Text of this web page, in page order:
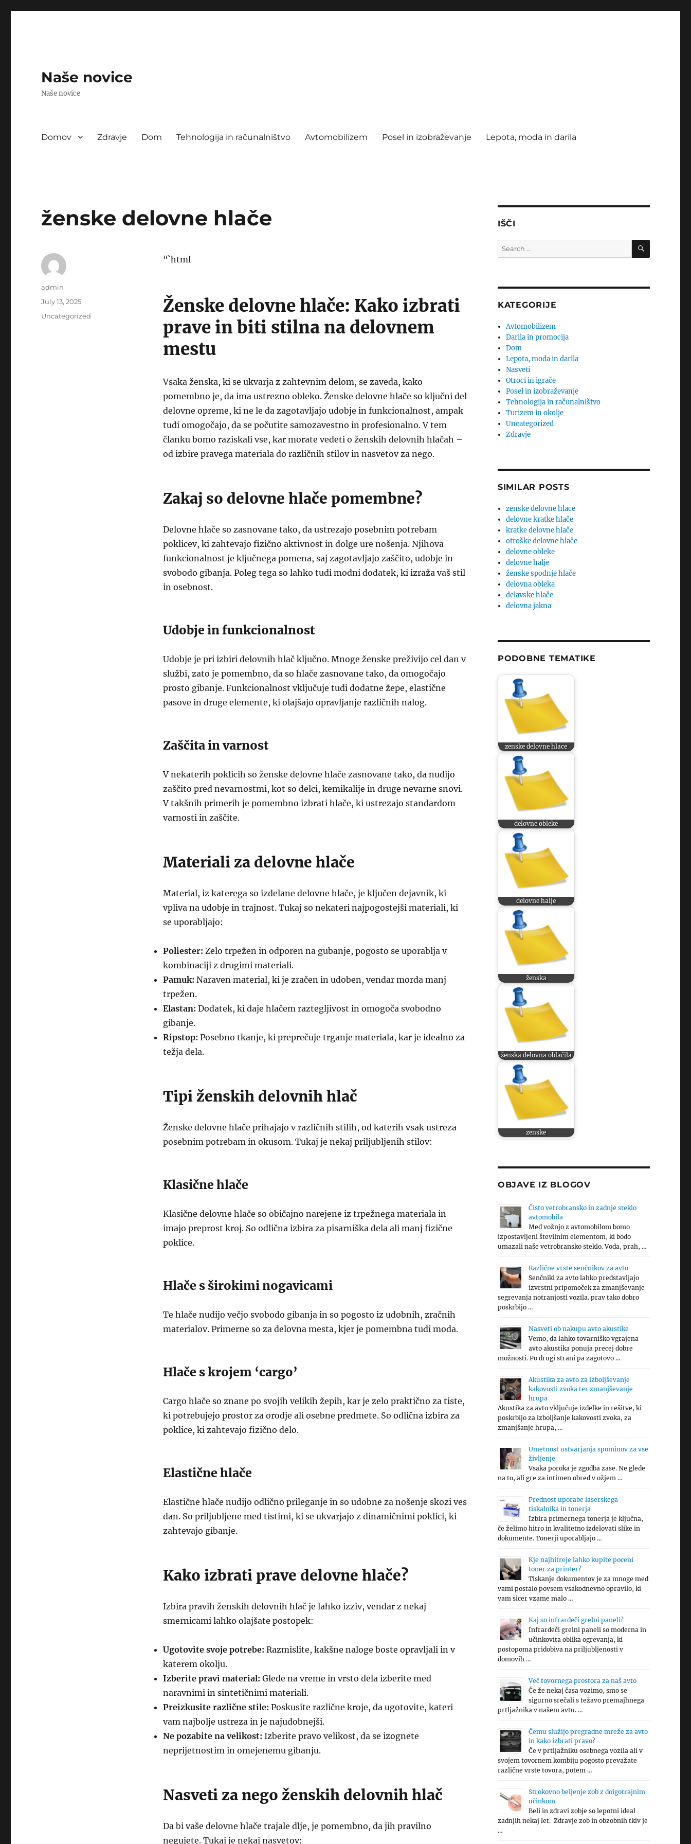
Naše novice
Naše novice
Domov Zdravje Dom Tehnologija in računalništvo Avtomobilizem Posel in izobraževanje Lepota, moda in darila
ženske delovne hlače
“`html
Ženske delovne hlače: Kako izbrati
prave in biti stilna na delovnem
mestu
Vsaka ženska, ki se ukvarja z zahtevnim delom, se zaveda, kako
pomembno je, da ima ustrezno obleko. Ženske delovne hlače so ključni del
delovne opreme, ki ne le da zagotavljajo udobje in funkcionalnost, ampak
tudi omogočajo, da se počutite samozavestno in profesionalno. V tem
članku bomo raziskali vse, kar morate vedeti o ženskih delovnih hlačah –
od izbire pravega materiala do različnih stilov in nasvetov za nego.
Zakaj so delovne hlače pomembne?
Delovne hlače so zasnovane tako, da ustrezajo posebnim potrebam
poklicev, ki zahtevajo fizično aktivnost in dolge ure nošenja. Njihova
funkcionalnost je ključnega pomena, saj zagotavljajo zaščito, udobje in
svobodo gibanja. Poleg tega so lahko tudi modni dodatek, ki izraža vaš stil
in osebnost.
Udobje in funkcionalnost
Udobje je pri izbiri delovnih hlač ključno. Mnoge ženske preživijo cel dan v
službi, zato je pomembno, da so hlače zasnovane tako, da omogočajo
prosto gibanje. Funkcionalnost vključuje tudi dodatne žepe, elastične
pasove in druge elemente, ki olajšajo opravljanje različnih nalog.
Zaščita in varnost
V nekaterih poklicih so ženske delovne hlače zasnovane tako, da nudijo
zaščito pred nevarnostmi, kot so delci, kemikalije in druge nevarne snovi.
V takšnih primerih je pomembno izbrati hlače, ki ustrezajo standardom
varnosti in zaščite.
Materiali za delovne hlače
Material, iz katerega so izdelane delovne hlače, je ključen dejavnik, ki
vpliva na udobje in trajnost. Tukaj so nekateri najpogostejši materiali, ki
se uporabljajo:
Poliester: Zelo trpežen in odporen na gubanje, pogosto se uporablja v
kombinaciji z drugimi materiali.
Pamuk: Naraven material, ki je zračen in udoben, vendar morda manj
trpežen.
Elastan: Dodatek, ki daje hlačem raztegljivost in omogoča svobodno
gibanje.
Ripstop: Posebno tkanje, ki preprečuje trganje materiala, kar je idealno za
težja dela.
Tipi ženskih delovnih hlač
Ženske delovne hlače prihajajo v različnih stilih, od katerih vsak ustreza
posebnim potrebam in okusom. Tukaj je nekaj priljubljenih stilov:
Klasične hlače
Klasične delovne hlače so običajno narejene iz trpežnega materiala in
imajo preprost kroj. So odlična izbira za pisarniška dela ali manj fizične
poklice.
Hlače s širokimi nogavicami
Te hlače nudijo večjo svobodo gibanja in so pogosto iz udobnih, zračnih
materialov. Primerne so za delovna mesta, kjer je pomembna tudi moda.
Hlače s krojem ‘cargo’
Cargo hlače so znane po svojih velikih žepih, kar je zelo praktično za tiste,
ki potrebujejo prostor za orodje ali osebne predmete. So odlična izbira za
poklice, ki zahtevajo fizično delo.
Elastične hlače
Elastične hlače nudijo odlično prileganje in so udobne za nošenje skozi ves
dan. So priljubljene med tistimi, ki se ukvarjajo z dinamičnimi poklici, ki
zahtevajo gibanje.
Kako izbrati prave delovne hlače?
Izbira pravih ženskih delovnih hlač je lahko izziv, vendar z nekaj
smernicami lahko olajšate postopek:
Ugotovite svoje potrebe: Razmislite, kakšne naloge boste opravljali in v
katerem okolju.
Izberite pravi material: Glede na vreme in vrsto dela izberite med
naravnimi in sintetičnimi materiali.
Preizkusite različne stile: Poskusite različne kroje, da ugotovite, kateri
vam najbolje ustreza in je najudobnejši.
Ne pozabite na velikost: Izberite pravo velikost, da se izognete
neprijetnostim in omejenemu gibanju.
Nasveti za nego ženskih delovnih hlač
Da bi vaše delovne hlače trajale dlje, je pomembno, da jih pravilno
negujete. Tukaj je nekaj nasvetov:
Author
admin
Posted
July 13, 2025
Categories
Uncategorized
IŠČI
Search
for:
SEARCH
KATEGORIJE
Avtomobilizem
Darila in promocija
Dom
Lepota, moda in darila
Nasveti
Otroci in igrače
Posel in izobraževanje
Tehnologija in računalništvo
Turizem in okolje
Uncategorized
Zdravje
SIMILAR POSTS
zenske delovne hlace
delovne kratke hlače
kratke delovne hlače
otroške delovne hlače
delovne obleke
delovne halje
ženske spodnje hlače
delovna obleka
delavske hlače
delovna jakna
PODOBNE TEMATIKE
zenske delovne hlace
delovne obleke
delovne halje
ženska
ženska delovna oblačila
zenske
OBJAVE IZ BLOGOV
Čisto vetrobransko in zadnje steklo
avtomobila
Med vožnjo z avtomobilom bomo
izpostavljeni številnim elementom, ki bodo
umazali naše vetrobransko steklo. Voda, prah, …
Različne vrste senčnikov za avto
Senčniki za avto lahko predstavljajo
izvrstni pripomoček za zmanjševanje
segrevanja notranjosti vozila. prav tako dobro
poskrbijo …
Nasveti ob nakupu avto akustike
Vemo, da lahko tovarniško vgrajena
avto akustika ponuja precej dobre
možnosti. Po drugi strani pa zagotovo …
Akustika za avto za izboljševanje
kakovosti zvoka ter zmanjševanje
hrupa
Akustika za avto vključuje izdelke in rešitve, ki
poskrbijo za izboljšanje kakovosti zvoka, za
zmanjšanje hrupa, …
Umetnost ustvarjanja spominov za vse
življenje
Vsaka poroka je zgodba zase. Ne glede
na to, ali gre za intimen obred v ožjem …
Prednost uporabe laserskega
tiskalnika in tonerja
Izbira primernega tonerja je ključna,
če želimo hitro in kvalitetno izdelovati slike in
dokumente. Tonerji uporabljajo …
Kje najhitreje lahko kupite poceni
toner za printer?
Tiskanje dokumentov je za mnoge med
vami postalo povsem vsakodnevno opravilo, ki
vam sicer vzame malo …
Kaj so infrardeči grelni paneli?
Infrardeči grelni paneli so moderna in
učinkovita oblika ogrevanja, ki
postopoma pridobiva na priljubljenosti v
domovih …
Več tovornega prostora za naš avto
Če že nekaj časa vozimo, smo se
sigurno srečali s težavo premajhnega
prtljažnika v našem avtu. …
Čemu služijo pregradne mreže za avto
in kako izbrati pravo?
Če v prtljažniku osebnega vozila ali v
svojem tovornem kombiju pogosto prevažate
različne vrste tovora, potem …
Strokovno beljenje zob z dolgotrajnim
učinkom
Beli in zdravi zobje so lepotni ideal
zadnjih nekaj let. Zdravje zob in obzobnih tkiv je
…